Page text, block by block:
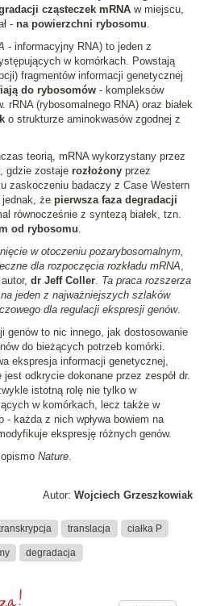
cząsteczek mRNA w miejscu,
- na powierzchni rybosomu.
- informacyjny RNA) to jeden z
w komórkach. Powstają
fragmentów informacji genetycznej
do rybosomów - kompleksów
(rybosomalnego RNA) oraz białek
o strukturze aminokwasów zgodnej z
teorią, mRNA wykorzystany przez
, gdzie zostaje rozłożony przez
zaskoczeniu badaczy z Case Western
jednak, że pierwsza faza degradacji
równocześnie z syntezą białek, tzn.
od rybosomu.
w otoczeniu pozarybosomalnym,
dla rozpoczęcia rozkładu mRNA,
dr Jeff Coller. Ta praca rozszerza
jeden z najważniejszych szlaków
dla regulacji ekspresji genów.
genów to nic innego, jak dostosowanie
do bieżących potrzeb komórki.
ekspresja informacji genetycznej,
odkrycie dokonane przez zespół dr.
istotną rolę nie tylko w
w komórkach, lecz także w
- każda z nich wpływa bowiem na
ekspresję różnych genów.
Nature.
Autor: Wojciech Grzeszkowiak
translacja ciałka P
degradacja